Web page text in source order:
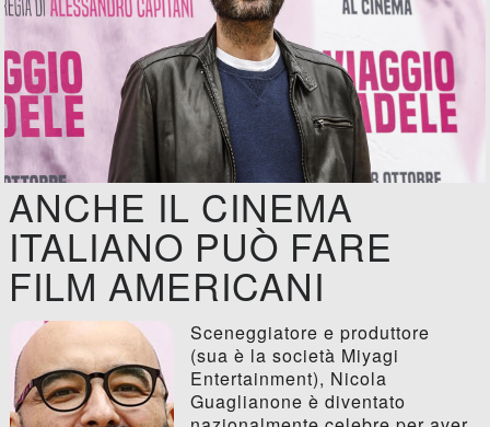
ANCHE IL CINEMA
ITALIANO PUÒ FARE
FILM AMERICANI
Sceneggiatore e produttore
(sua è la società Miyagi
Entertainment), Nicola
Guaglianone è diventato